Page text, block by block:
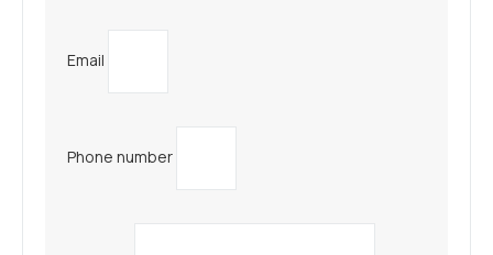
Email
Phone number